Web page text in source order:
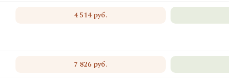
4 514 руб.
7 826 руб.